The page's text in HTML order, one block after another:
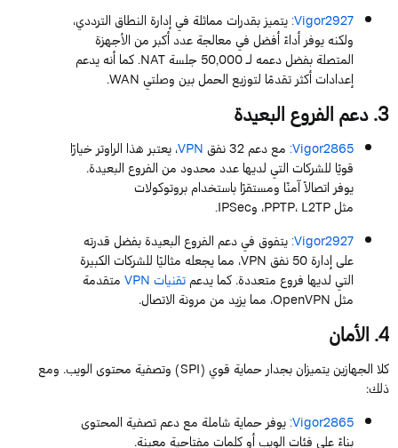
Vigor2927
:يتميز بقدرات مماثلة في إدارة النطاق الترددي،
ولكنه يوفر أداءً أفضل في معالجة عدد أكبر من الأجهزة
المتصلة بفضل دعمه لـ50,000جلسةNAT. كما أنه يدعم
إعدادات أكثر تقدمًا لتوزيع الحمل بين وصلتيWAN.
3. دعم الفروع البعيدة
Vigor2865
:مع دعم32نفقVPN، يعتبر هذا الراوتر خيارًا
قويًا للشركات التي لديها عدد محدود من الفروع البعيدة.
يوفر اتصالاً آمنًا ومستقرًا باستخدام بروتوكولات
مثل PPTP،L2TP ، وIPSec
.
Vigor2927
:يتفوق في دعم الفروع البعيدة بفضل قدرته
على إدارة50نفقVPN، مما يجعله مثاليًا للشركات الكبيرة
التي لديها فروع متعددة. كما يدعمتقنياتVPNمتقدمة
مثلOpenVPN، مما يزيد من مرونة الاتصال.
4. الأمان
كلا الجهازين يتميزان بجدار حماية قوي (SPI) وتصفية محتوى الويب. ومع
ذلك:
Vigor2865
:يوفر حماية شاملة مع دعم تصفية المحتوى
بناءً على فئات الويب أو كلمات مفتاحية معينة.